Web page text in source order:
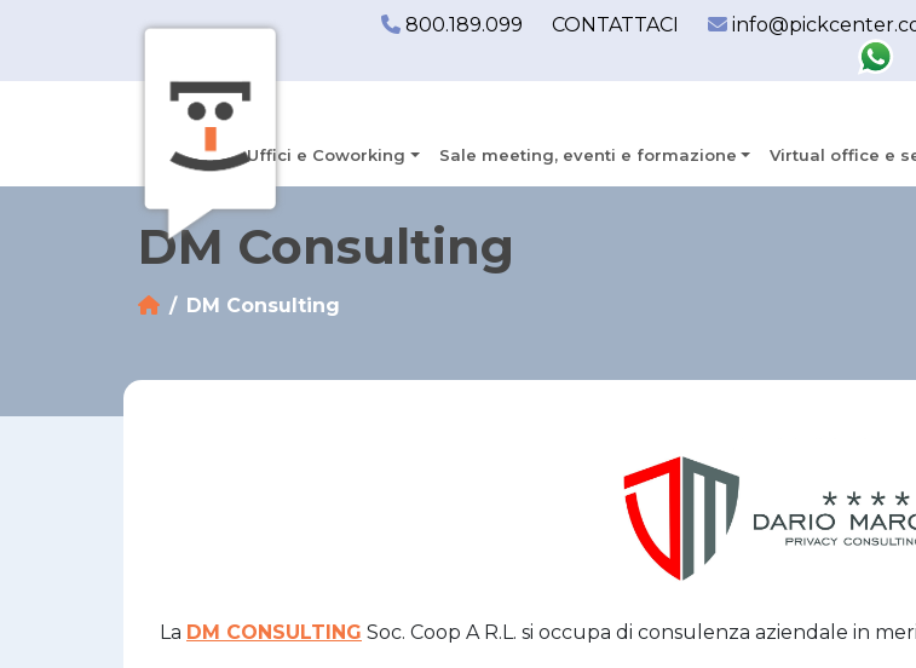
800.189.099 CONTATTACI
Uffici e Coworking Sale meeting, eventi e formazione Virtual office e
DM Consulting
DM Consulting
La DM CONSULTING Soc. Coop A R.L. si occupa di consulenza aziendale in